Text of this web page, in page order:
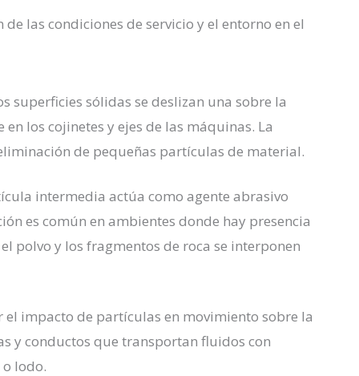
las condiciones de servicio y el entorno en el
superficies sólidas se deslizan una sobre la
los cojinetes y ejes de las máquinas. La
de pequeñas partículas de material.
intermedia actúa como agente abrasivo
es común en ambientes donde hay presencia
polvo y los fragmentos de roca se interponen
impacto de partículas en movimiento sobre la
y conductos que transportan fluidos con
lodo.